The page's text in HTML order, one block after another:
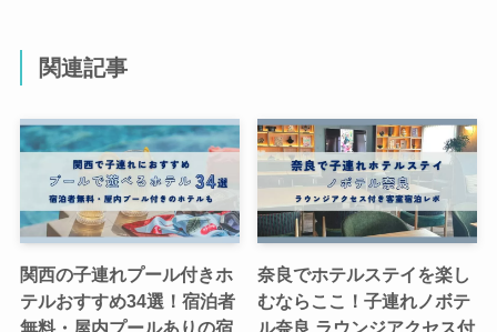
関連記事
関西の子連れプール付きホ
テルおすすめ34選！宿泊者
無料・屋内プールありの宿
奈良でホテルステイを楽し
むならここ！子連れノボテ
ル奈良 ラウンジアクセス付